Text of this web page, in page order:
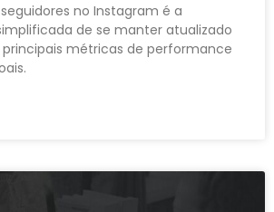
no Instagram é a
de se manter atualizado
métricas de performance